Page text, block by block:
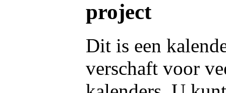
project
Dit is een
verschaft voor